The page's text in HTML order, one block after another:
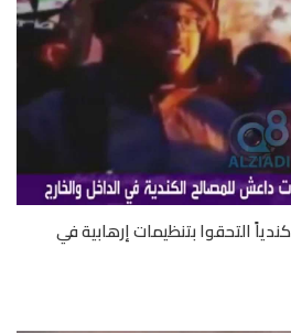
فيديو: العربية: أكثر من 130 كندياً التحقوا بتنظيمات إرهابية في